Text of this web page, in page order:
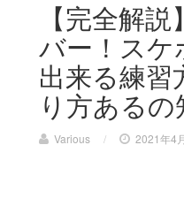
【完全解
バー！スケ
出来る練習
り方あるの
Various / 2021年4